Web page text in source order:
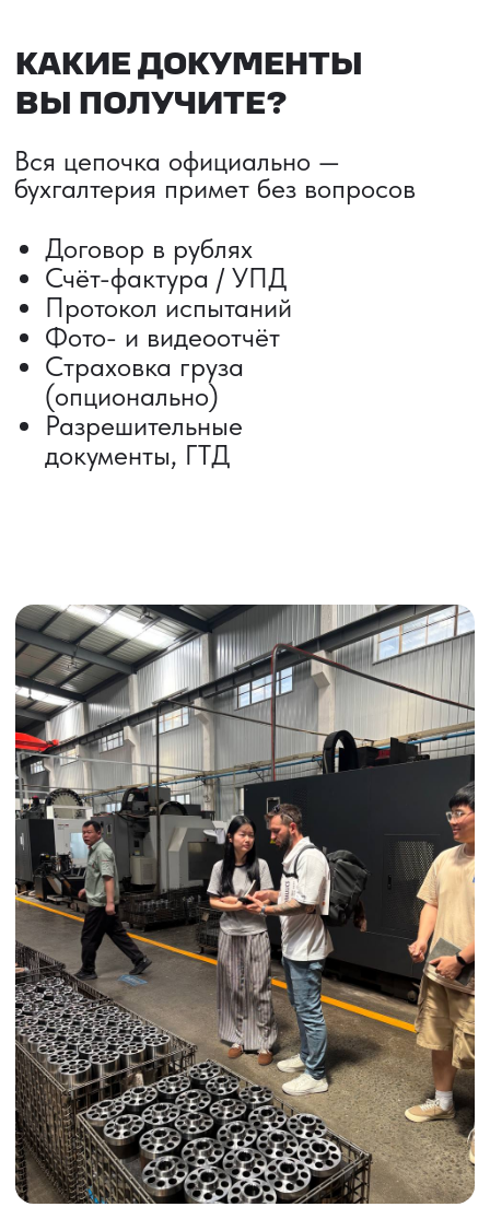
ВЫКУП ТОВАРОВ ИЗ КИТАЯ
Выкуп от 1 000 000 ₽
Выкуп с Alibaba
ИНДИВИДУАЛЬНЫЕ УСЛУГИ
Выгодные условия
Сертификация грузов
Консолидация грузов
Сопровождение грузов
Таможенное оформление
Страхование груза
Временное хранение
Организация производства
Проверка качества товара
Оплата и переговоры
с поставщиком
Инспекция поставщика
Товары для маркетплейсов
Получить консультацию
Получить консультацию
Сроки от 5 дней
Сборный груз
Железнодорожные перевозки
Автогрузоперевозки
Контейнерные перевозки
Доставка образцов
Получить консультацию
ВАШИ ЗАКАЗЫ